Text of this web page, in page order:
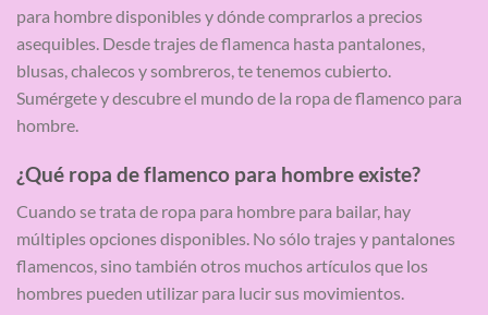
para hombre disponibles y dónde comprarlos a precios
asequibles. Desde trajes de flamenca hasta pantalones,
blusas, chalecos y sombreros, te tenemos cubierto.
Sumérgete y descubre el mundo de la ropa de flamenco para
hombre.
¿Qué ropa de flamenco para hombre existe?
Cuando se trata de ropa para hombre para bailar, hay
múltiples opciones disponibles. No sólo trajes y pantalones
flamencos, sino también otros muchos artículos que los
hombres pueden utilizar para lucir sus movimientos.